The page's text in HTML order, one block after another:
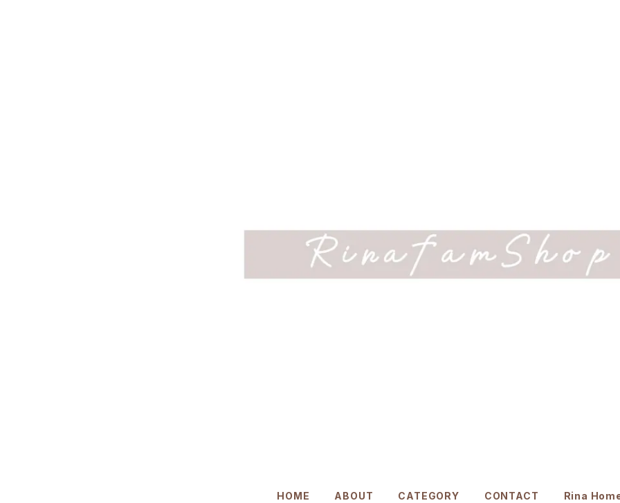
HOME ABOUT CATEGORY CONTACT Rina